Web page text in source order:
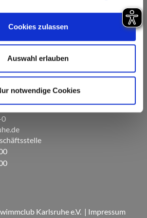
Cookies zulassen
Auswahl erlauben
notwendige Cookies
0
Karlsruhe e.V. | Impressum